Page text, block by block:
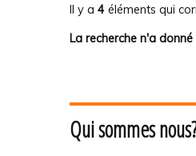
Il y a 4 éléments qui
La recherche n'a
Qui sommes